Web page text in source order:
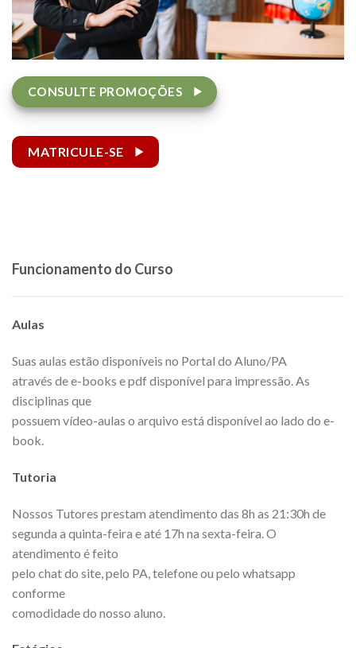
CONSULTE PROMOÇÕES
MATRICULE-SE
Funcionamento do Curso
Aulas
Suas aulas estão disponíveis no Portal do Aluno/PA
através de e-books e pdf disponível para impressão. As
disciplinas que
possuem vídeo-aulas o arquivo está disponível ao lado do e-
book.
Tutoria
Nossos Tutores prestam atendimento das 8h as 21:30h de
segunda a quinta-feira e até 17h na sexta-feira. O
atendimento é feito
pelo chat do site, pelo PA, telefone ou pelo whatsapp
conforme
comodidade do nosso aluno.